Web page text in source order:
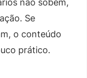
não sobem,
Se
o conteúdo
prático.